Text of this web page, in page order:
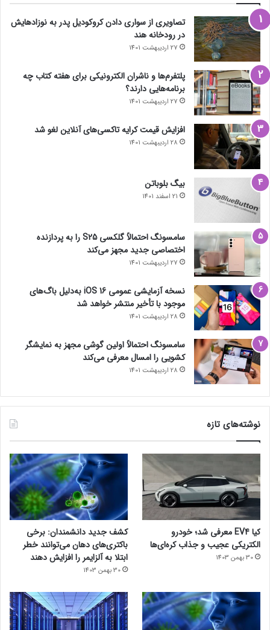
تصاویری از سواری دادن کروکودیل پدر به نوزادهایش
در رودخانه هند
27 اردیبهشت 1401
پلتفرم‌ها و ناشران الکترونیکی برای هفته کتاب چه
برنامه‌هایی دارند؟
27 اردیبهشت 1401
افزایش قیمت کرایه تاکسی‌های آنلاین لغو شد
28 اردیبهشت 1401
بیگ بلوباتن
21 اسفند 1401
سامسونگ احتمالاً گلکسی S25 را به پردازنده
اختصاصی جدید مجهز می‌کند
27 اردیبهشت 1401
نسخه آزمایشی عمومی iOS 16 به‌دلیل باگ‌های
موجود با تأخیر منتشر خواهد شد
28 اردیبهشت 1401
سامسونگ احتمالاً اولین گوشی مجهز به نمایشگر
کشویی را امسال معرفی می‌کند
28 اردیبهشت 1401
نوشته‌های تازه
کیا EV4 معرفی شد؛ خودرو
الکتریکی عجیب و جذاب کره‌ای‌ها
30 بهمن 1403
کشف جدید دانشمندان: برخی
باکتری‌های دهان می‌توانند خطر
ابتلا به آلزایمر را افزایش دهند
30 بهمن 1403